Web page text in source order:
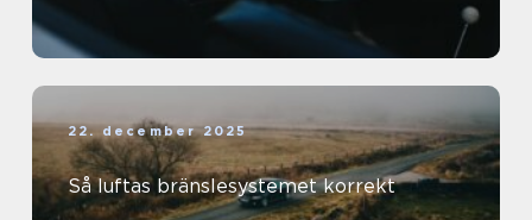
22. december 2025
Så luftas bränslesystemet korrekt